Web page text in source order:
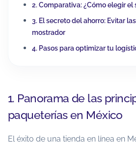
2. Comparativa: ¿Cómo elegir
3. El secreto del ahorro: Evitar
mostrador
4. Pasos para optimizar tu
1. Panorama de las
paqueterías en México
El éxito de una tienda en línea en